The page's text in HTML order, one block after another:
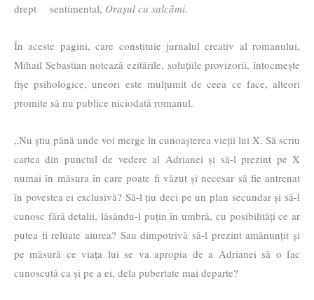
drept sentimental, Orașul cu salcâmi.
În aceste pagini, care constituie jurnalul creativ al romanului,
Mihail Sebastian notează ezitările, soluțiile provizorii, întocmește
fișe psihologice, uneori este mulțumit de ceea ce face, alteori
promite să nu publice niciodată romanul.
„Nu știu până unde voi merge în cunoașterea vieții lui X. Să scriu
cartea din punctul de vedere al Adrianei și să-l prezint pe X
numai în măsura în care poate fi văzut și necesar să fie antrenat
în povestea ei exclusivă? Să-l țiu deci pe un plan secundar și să-l
cunosc fără detalii, lăsându-l puțin în umbră, cu posibilități ce ar
putea fi reluate aiurea? Sau dimpotrivă să-l prezint amănunțit și
pe măsură ce viața lui se va apropia de a Adrianei să o fac
cunoscută ca și pe a ei, dela pubertate mai departe?